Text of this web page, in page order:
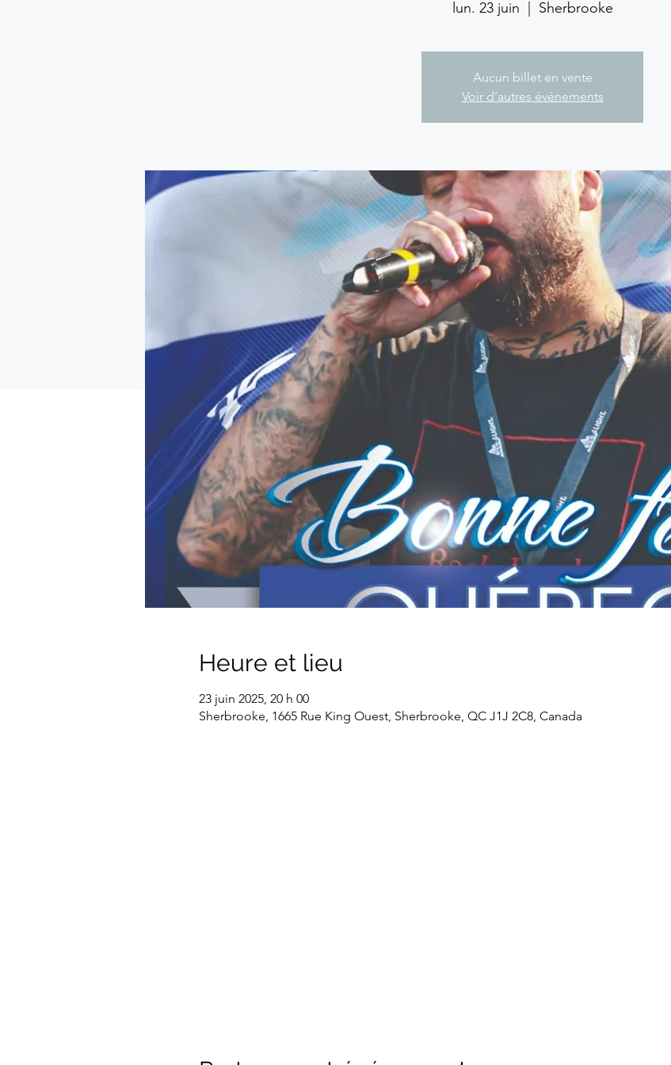
lun. 23 juin Sherbrooke
Aucun billet en vente
Voir d'autres événements
Heure et lieu
23 juin 2025, 20 h 00
Sherbrooke, 1665 Rue King Ouest, Sherbrooke, QC J1J 2C8, Canada